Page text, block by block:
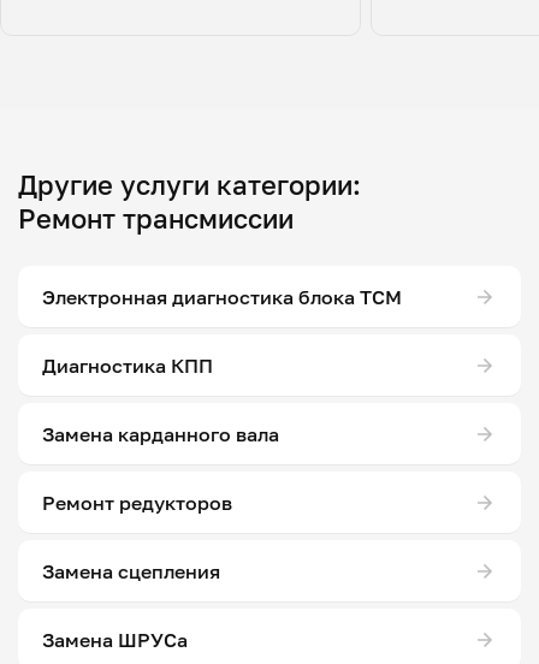
Другие услуги категории:
Ремонт трансмиссии
Электронная диагностика блока ТСМ
Диагностика КПП
Замена карданного вала
Ремонт редукторов
Замена сцепления
Замена ШРУСа